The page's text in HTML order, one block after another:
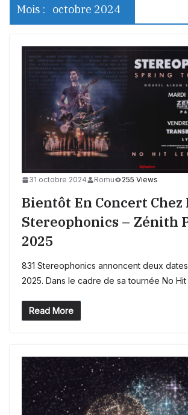
Mois : octobre 2024
31 octobre 2024 Romu 255 Views
Bientôt En Concert Chez
Stereophonics – Zénith
2025
831 Stereophonics annoncent deux
2025. Dans le cadre de sa tournée No
Read More